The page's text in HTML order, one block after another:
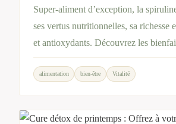
Super-aliment d’exception, la
ses vertus nutritionnelles, sa richesse
et antioxydants. Découvrez les
micro-algue et l’engagement local de
producteur artisanal partenaire de
alimentation bien-être Vitalité